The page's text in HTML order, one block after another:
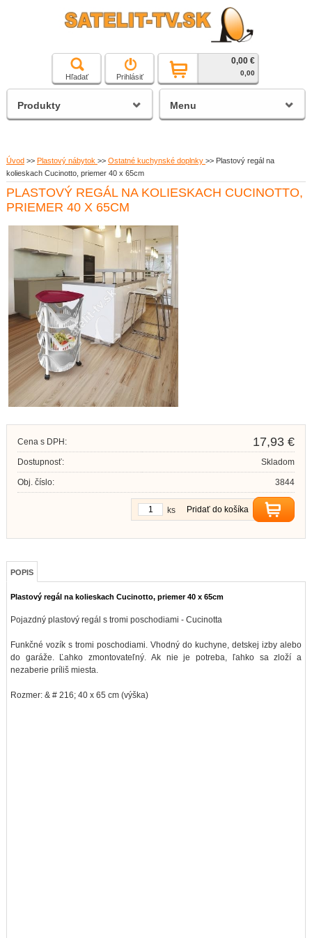
čierna a biela technika
satelitné prijímače
Hľadať Prihlásiť
0,00 €
0,00
Úvod >> Plastový nábytok >> Ostatné kuchynské doplnky >> Plastový regál na
kolieskach Cucinotto, priemer 40 x 65cm
PLASTOVÝ REGÁL NA KOLIESKACH CUCINOTTO,
PRIEMER 40 X 65CM
Cena s DPH: 17,93 €
Dostupnosť: Skladom
Obj. číslo: 3844
Pridať do košíka
ks
POPIS
Plastový regál na kolieskach Cucinotto, priemer 40 x 65cm
Pojazdný plastový regál s tromi poschodiami - Cucinotta
Funkčné vozík s tromi poschodiami. Vhodný do kuchyne, detskej izby alebo
do garáže. Ľahko zmontovateľný. Ak nie je potreba, ľahko sa zloží a
nezaberie príliš miesta.
Rozmer: & # 216; 40 x 65 cm (výška)
Produkty Menu